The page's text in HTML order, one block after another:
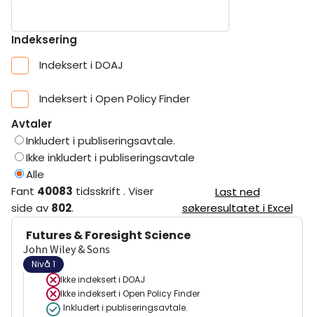
Indeksering
Indeksert i DOAJ
Indeksert i Open Policy Finder
Avtaler
Inkludert i publiseringsavtale.
Ikke inkludert i publiseringsavtale
Alle
Fant 40083 tidsskrift . Viser
side av 802.
Last ned
søkeresultatet i Excel
Futures & Foresight Science
John Wiley & Sons
Nivå 1
Ikke indeksert i DOAJ
Ikke indeksert i Open Policy Finder
Inkludert i publiseringsavtale.